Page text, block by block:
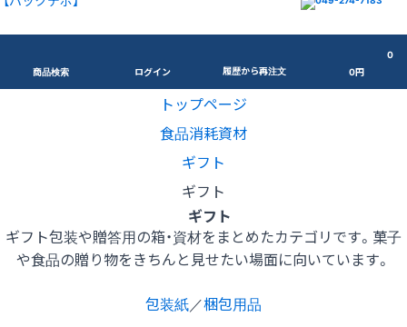
商品検索 ログイン 履歴から再注文
0
0円
トップページ
食品消耗資材
ギフト
ギフト
ギフト
ギフト包装や贈答用の箱・資材をまとめたカテゴリです。菓子
や食品の贈り物をきちんと見せたい場面に向いています。
包装紙／梱包用品